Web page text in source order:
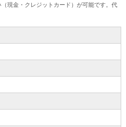
現金・クレジットカード）が可能です。代